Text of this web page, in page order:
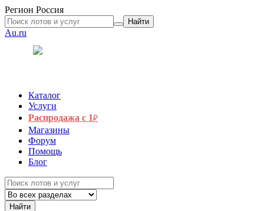
Регион Россия
Найти
Au.ru
Каталог
Услуги
Распродажа с 1₽
Магазины
Форум
Помощь
Блог
Найти